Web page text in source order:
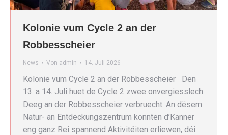
Kolonie vum Cycle 2 an der
Robbesscheier
News Von admin 14. Juli 2026
Kolonie vum Cycle 2 an der Robbesscheier Den
13. a 14. Juli huet de Cycle 2 zwee onvergiesslech
Deeg an der Robbesscheier verbruecht. An dësem
Natur- an Entdeckungszentrum konnten d’Kanner
eng ganz Rei spannend Aktivitéiten erliewen, déi